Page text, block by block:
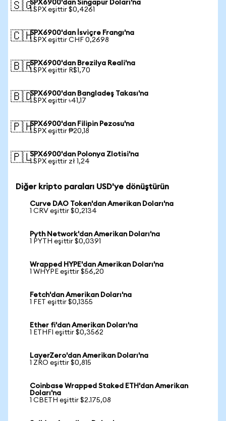
🇸🇬SPX6900'dan Singapur Doları'na
1 SPX eşittir $0,4261
🇨🇭SPX6900'dan İsviçre Frangı'na
1 SPX eşittir CHF 0,2698
🇧🇷SPX6900'dan Brezilya Reali'na
1 SPX eşittir R$1,70
🇧🇩SPX6900'dan Bangladeş Takası'na
1 SPX eşittir ৳41,17
🇵🇭SPX6900'dan Filipin Pezosu'na
1 SPX eşittir ₱20,18
🇵🇱SPX6900'dan Polonya Zlotisi'na
1 SPX eşittir zł 1,24
Diğer kripto paraları USD'ye dönüştürün
Curve DAO Token'dan Amerikan Doları'na
1 CRV eşittir $0,2134
Pyth Network'dan Amerikan Doları'na
1 PYTH eşittir $0,0391
Wrapped HYPE'dan Amerikan Doları'na
1 WHYPE eşittir $56,20
Fetch'dan Amerikan Doları'na
1 FET eşittir $0,1355
Ether fi'dan Amerikan Doları'na
1 ETHFI eşittir $0,3562
LayerZero'dan Amerikan Doları'na
1 ZRO eşittir $0,815
Coinbase Wrapped Staked ETH'dan Amerikan
Doları'na
1 CBETH eşittir $2.175,08